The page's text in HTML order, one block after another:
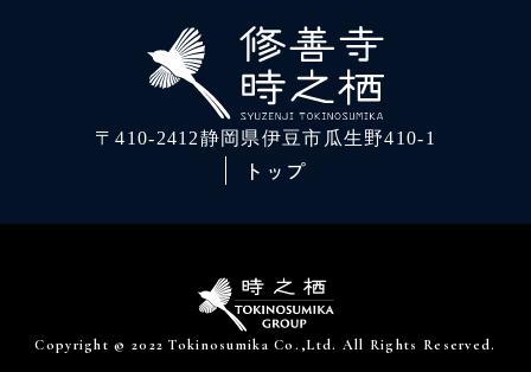
〒410-2412静岡県伊豆市瓜生野410-1
トップ
Copyright © 2022 Tokinosumika Co.,Ltd. All Rights Reserved.